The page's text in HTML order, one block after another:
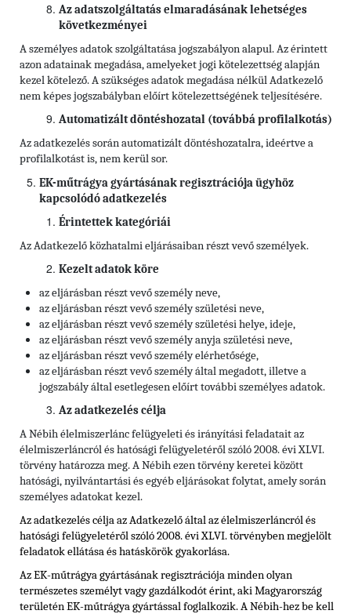
Az adatszolgáltatás elmaradásának lehetséges
következményei
A személyes adatok szolgáltatása jogszabályon alapul. Az érintett
azon adatainak megadása, amelyeket jogi kötelezettség alapján
kezel kötelező. A szükséges adatok megadása nélkül Adatkezelő
nem képes jogszabályban előírt kötelezettségének teljesítésére.
Automatizált döntéshozatal (továbbá profilalkotás)
Az adatkezelés során automatizált döntéshozatalra, ideértve a
profilalkotást is, nem kerül sor.
EK-műtrágya gyártásának regisztrációja ügyhöz
kapcsolódó adatkezelés
Érintettek kategóriái
Az Adatkezelő közhatalmi eljárásaiban részt vevő személyek.
Kezelt adatok köre
az eljárásban részt vevő személy neve,
az eljárásban részt vevő személy születési neve,
az eljárásban részt vevő személy születési helye, ideje,
az eljárásban részt vevő személy anyja születési neve,
az eljárásban részt vevő személy elérhetősége,
az eljárásban részt vevő személy által megadott, illetve a
jogszabály által esetlegesen előírt további személyes adatok.
Az adatkezelés célja
A Nébih élelmiszerlánc felügyeleti és irányítási feladatait az
élelmiszerláncról és hatósági felügyeletéről szóló 2008. évi XLVI.
törvény határozza meg. A Nébih ezen törvény keretei között
hatósági, nyilvántartási és egyéb eljárásokat folytat, amely során
személyes adatokat kezel.
Az adatkezelés célja az Adatkezelő által az élelmiszerláncról és
hatósági felügyeletéről szóló 2008. évi XLVI. törvényben megjelölt
feladatok ellátása és hatáskörök gyakorlása.
Az EK-műtrágya gyártásának regisztrációja minden olyan
természetes személyt vagy gazdálkodót érint, aki Magyarország
területén EK-műtrágya gyártással foglalkozik. A Nébih-hez be kell